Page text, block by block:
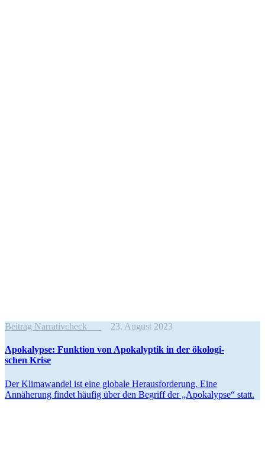
Beitrag Narrativcheck 23. August 2023
Apoka­lypse: Funktion von Apoka­lyptik in der ökolo­gi­
schen Krise
Der Klima­wandel ist eine globale Heraus­for­derung. Eine
Annäherung findet häufig über den Begriff der „Apoka­lypse“ statt.